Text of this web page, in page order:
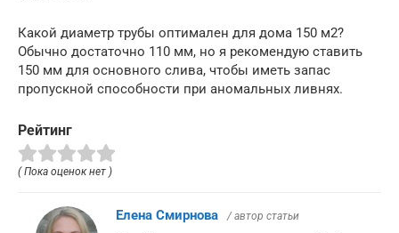
Какой диаметр трубы оптимален для дома 150 м2?
Обычно достаточно 110 мм, но я рекомендую ставить
150 мм для основного слива, чтобы иметь запас
пропускной способности при аномальных ливнях.
Рейтинг
( Пока оценок нет )
Елена Смирнова / автор статьи